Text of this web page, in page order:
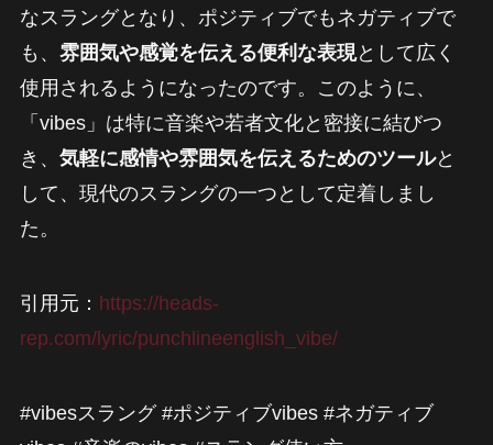
なスラングとなり、ポジティブでもネガティブで
も、 雰囲気や感覚を伝える便利な表現として広く
使用されるようになったのです。このように、
「vibes」は特に音楽や若者文化と密接に結びつ
き、 気軽に感情や雰囲気を伝えるためのツールと
して、現代のスラングの一つとして定着しまし
た。
引用元： https://heads-
rep.com/lyric/punchlineenglish_vibe/
#vibesスラング #ポジティブvibes #ネガティブ